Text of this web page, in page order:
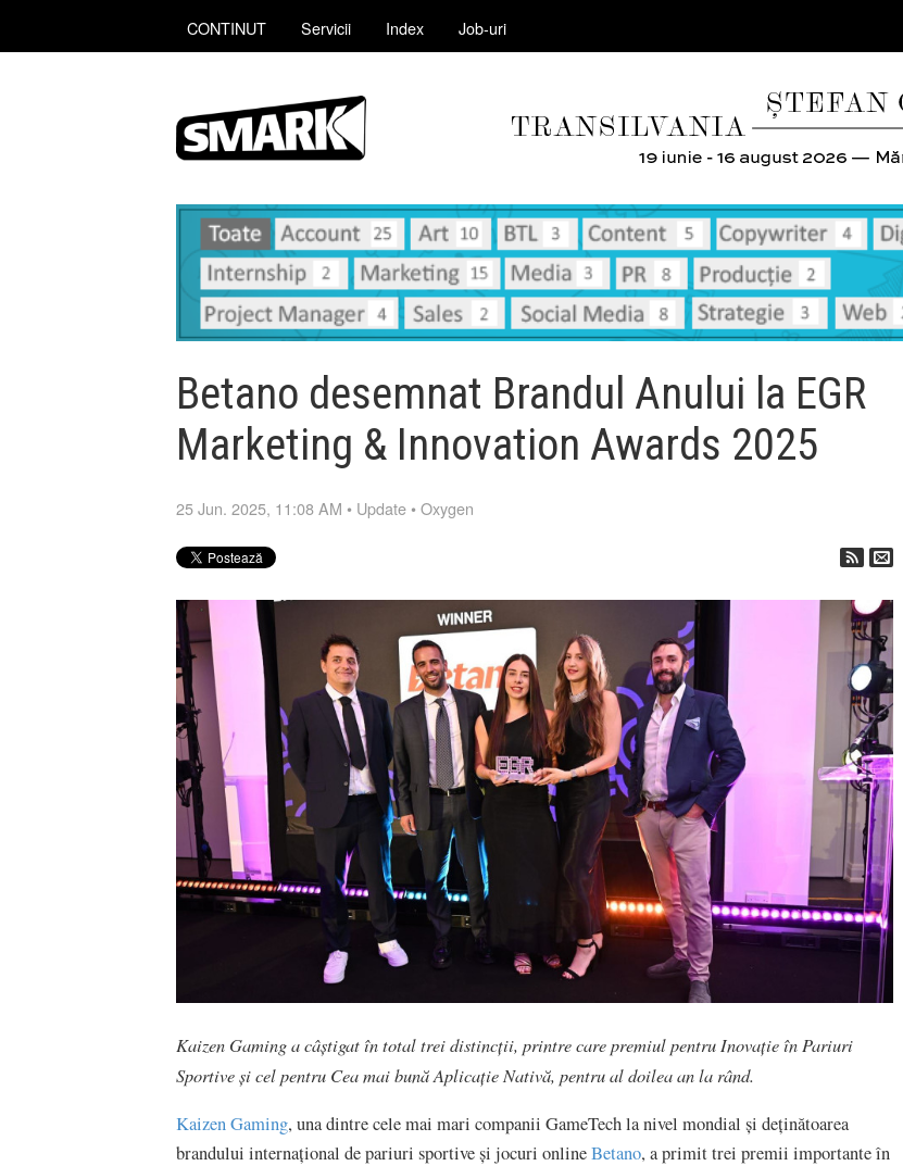
CONTINUT Servicii Index Job-uri
Betano desemnat Brandul Anului la EGR
Marketing & Innovation Awards 2025
25 Jun. 2025, 11:08 AM • Update •Oxygen
Kaizen Gaming a câștigat în total trei distincții, printre care premiul pentru Inovație în Pariuri
Sportive și cel pentru Cea mai bună Aplicație Nativă, pentru al doilea an la rând.
Kaizen Gaming, una dintre cele mai mari companii GameTech la nivel mondial și deținătoarea
brandului internațional de pariuri sportive și jocuri onlineBetano, a primit trei premii importante în